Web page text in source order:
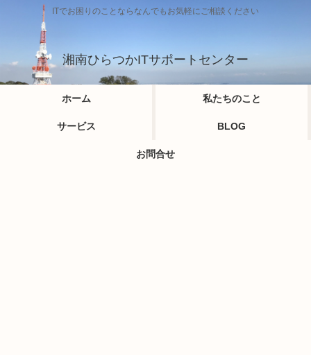
ITでお困りのことならなんでもお気軽にご相談ください
湘南ひらつかITサポートセンター
ホーム 私たちのこと
サービス BLOG
お問合せ